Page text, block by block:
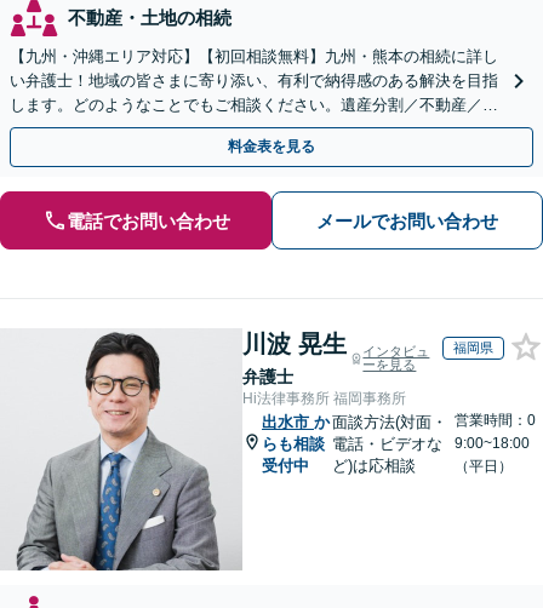
不動産・土地の相続
【九州・沖縄エリア対応】【初回相談無料】九州・熊本の相続に詳し
い弁護士！地域の皆さまに寄り添い、有利で納得感のある解決を目指
します。どのようなことでもご相談ください。遺産分割／不動産／遺
言書／使い込み／寄与分／遺留分／相続放棄【完全個室】
料金表を見る
電話でお問い合わせ メールでお問い合わせ
川波 晃生
弁護士
インタビュ
ーを見る
福岡県
Hi法律事務所 福岡事務所
出水市 か
らも相談
受付中
面談方法(対面・
電話・ビデオな
ど)は応相談
営業時間：0
9:00~18:00
（平日）